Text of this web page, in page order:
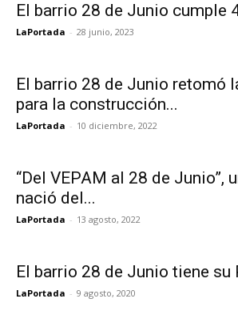
El barrio 28 de Junio cumple
LaPortada - 28 junio, 2023
El barrio 28 de Junio retomó
para la construcción...
LaPortada - 10 diciembre, 2022
“Del VEPAM al 28 de Junio”,
nació del...
LaPortada - 13 agosto, 2022
El barrio 28 de Junio tiene su
LaPortada - 9 agosto, 2020